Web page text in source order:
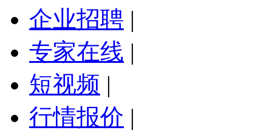
企业招聘 |
专家在线 |
短视频 |
行情报价 |